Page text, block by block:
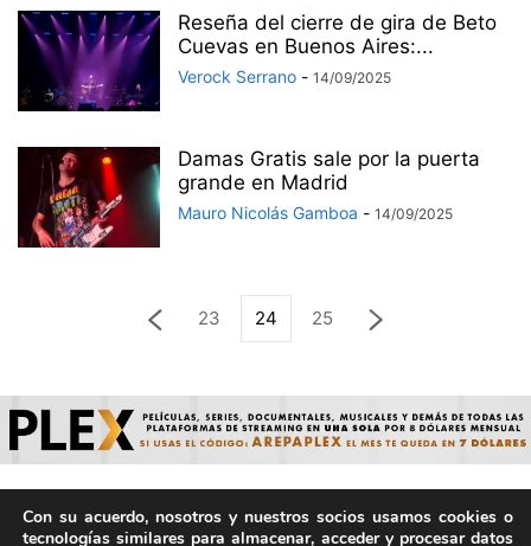
Reseña del cierre de gira de Beto
Cuevas en Buenos Aires:...
Verock Serrano - 14/09/2025
Damas Gratis sale por la puerta
grande en Madrid
Mauro Nicolás Gamboa - 14/09/2025
23 24 25
© ArepaVolatil.Com 2021-2025 - Hecho por humanos, no por
Con su acuerdo, nosotros y nuestros socios usamos cookies o
tecnologías similares para almacenar, acceder y procesar datos